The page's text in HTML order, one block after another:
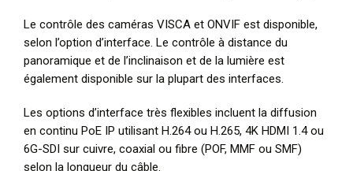
Le contrôle des caméras VISCA et ONVIF est disponible,
selon l’option d’interface. Le contrôle à distance du
panoramique et de l’inclinaison et de la lumière est
également disponible sur la plupart des interfaces.
Les options d’interface très flexibles incluent la diffusion
en continu PoE IP utilisant H.264 ou H.265, 4K HDMI 1.4 ou
6G-SDI sur cuivre, coaxial ou fibre (POF, MMF ou SMF)
selon la longueur du câble.